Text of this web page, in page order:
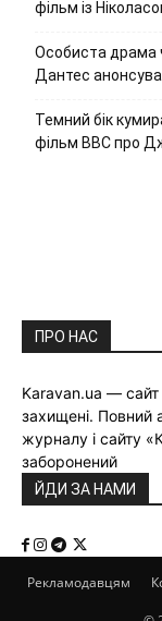
фільм із
Особиста драма
Дантес
Темний бік
фільм ВВС про
ПРО НАС
Karavan.ua — сайт
захищені. Повний
журналу і сайту
заборонений
ЙДИ ЗА НАМИ
Рекламодавцям